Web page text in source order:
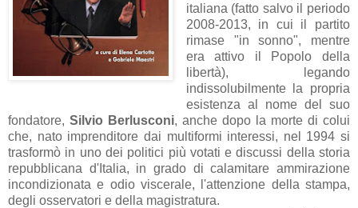
italiana (fatto salvo il periodo
2008-2013, in cui il partito
rimase "in sonno", mentre
era attivo il Popolo della
libertà), legando
indissolubilmente la propria
esistenza al nome del suo
fondatore, Silvio Berlusconi, anche dopo la morte di colui
che, nato imprenditore dai multiformi interessi, nel 1994 si
trasformò in uno dei politici più votati e discussi della storia
repubblicana d'Italia, in grado di calamitare ammirazione
incondizionata e odio viscerale, l'attenzione della stampa,
degli osservatori e della magistratura.